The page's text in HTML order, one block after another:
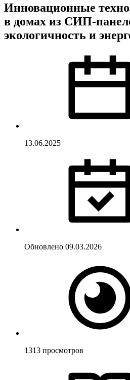
Инновационные
в домах из СИП-
экологичность и
13.06.2025
Обновлено 09.03.2026
1313 просмотров